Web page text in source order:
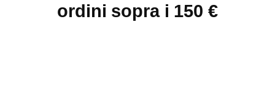
ordini sopra i 150 €